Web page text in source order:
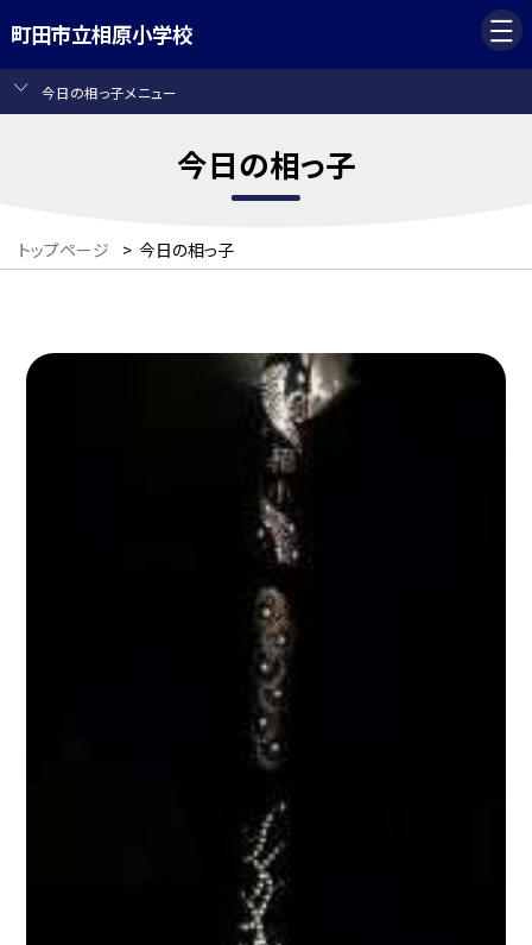
町田市立相原小学校
今日の相っ子メニュー
今日の相っ子
トップページ > 今日の相っ子